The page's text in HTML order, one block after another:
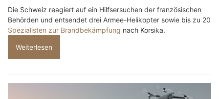
Die Schweiz reagiert auf ein Hilfsersuchen der französischen
Behörden und entsendet drei Armee-Helikopter sowie bis zu 20
Spezialisten zur Brandbekämpfung nach Korsika.
Weiterlesen